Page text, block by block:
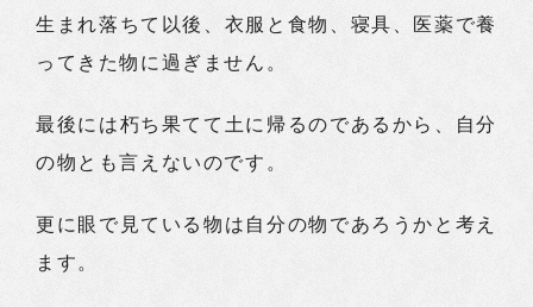
生まれ落ちて以後、衣服と食物、寝具、医薬で養
ってきた物に過ぎません。
最後には朽ち果てて土に帰るのであるから、自分
の物とも言えないのです。
更に眼で見ている物は自分の物であろうかと考え
ます。